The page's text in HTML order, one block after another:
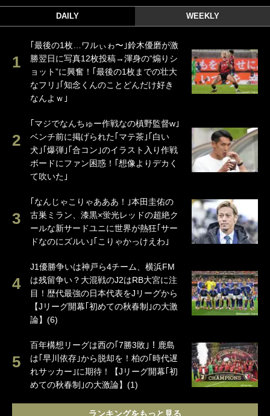
DAILY WEEKLY
｢最後の1枚…ワルぃゎ〜｣鈴木優磨が激
勝翌日に写真12枚投稿→渾身の“煽りシ
ョット”に興奮！｢最後の1枚までの壮大
なフリ｣｢知念くんのことどんだけ好き
なんよｗ｣
｢マジでなんちゅー作戦なの槙野監督w｣
ベンチ前に掲げられた｢マテ茶｣｢白い
犬｣｢爆弾｣｢合コン｣のイラスト入り作戦
ボードにファン困惑！｢想像よりデカく
て吹いた｣
｢なんじゃこりゃあああ！｣本田圭佑の
古巣ミラン、漆黒×蛍光レッドの超絶ク
ールな新サードユニに世界が熱狂｢サー
ドなのにズルい｣｢こりゃかっけえわ｣
J1優勝争いは神戸ら4チーム、横浜FM
は残留争い？大混戦のJ2はRB大宮に注
目！歴代最強の日本代表をJリーグから
【Jリーグ開幕｢初めての秋春制｣の大激
論】(6)
百年構想リーグは西の｢7勝3敗｣！鹿島
は｢早川依存｣から脱却を！柏の｢時代遅
れサッカー｣に期待！【Jリーグ開幕｢初
めての秋春制｣の大激論】(1)
ランキングをもっと見る